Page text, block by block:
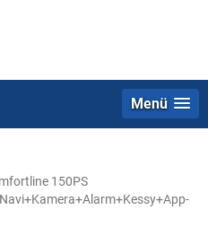
Menü
150PS